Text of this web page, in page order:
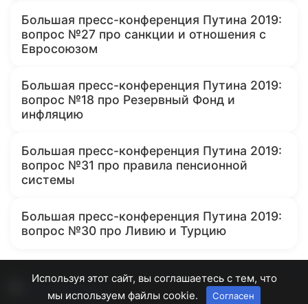
Большая пресс-конференция Путина 2019:
вопрос №27 про санкции и отношения с
Евросоюзом
Большая пресс-конференция Путина 2019:
вопрос №18 про Резервный Фонд и
инфляцию
Большая пресс-конференция Путина 2019:
вопрос №31 про правила пенсионной
системы
Большая пресс-конференция Путина 2019:
вопрос №30 про Ливию и Турцию
Используя этот сайт, вы соглашаетесь с тем, что
мы используем файлы cookie.
Согласен